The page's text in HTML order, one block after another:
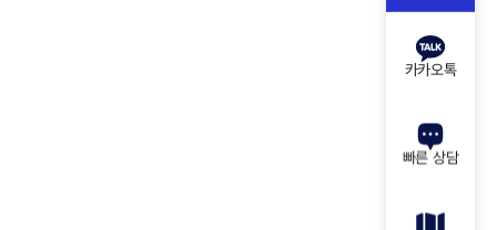
카카오톡
빠른 상담